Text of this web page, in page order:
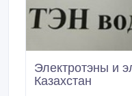
Электротэны и
Казахстан